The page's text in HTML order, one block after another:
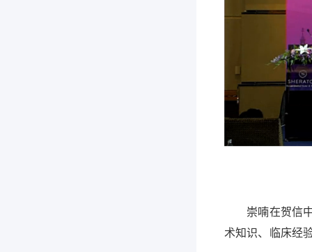
崇喃在贺信中
术知识、临床经